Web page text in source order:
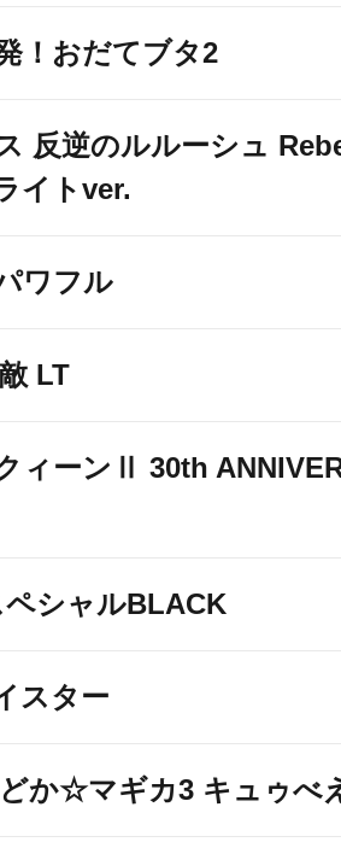
！おだてブタ2
反逆のルルーシュ
イトver.
ワフル
LT
ィーンⅡ 30th
ペシャルBLACK
スター
か☆マギカ3 キュゥべ